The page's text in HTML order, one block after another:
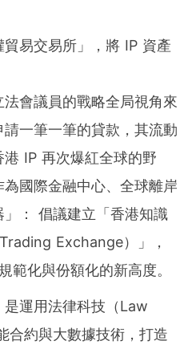
易交易所」，將 IP 資產
會議員的戰略全局視角來
一筆一筆的貸款，其流動
IP 再次爆紅全球的野
國際金融中心、全球離岸
」： 倡議建立「香港知識
Exchange）」，
範化與份額化的新高度。
運用法律科技（Law
合約與大數據技術，打造